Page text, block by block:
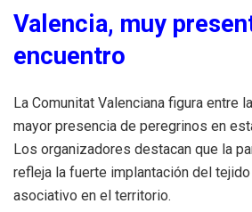
Valencia, muy
encuentro
La Comunitat Valenciana figura entre
mayor presencia de peregrinos en
Los organizadores destacan que la
refleja la fuerte implantación del
asociativo en el territorio.